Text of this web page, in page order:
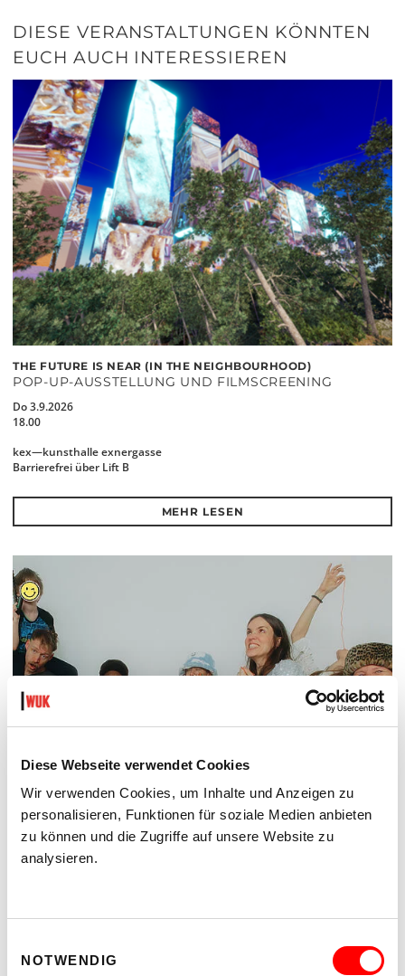
Diese Webseite verwendet Cookies
Wir verwenden Cookies, um Inhalte und Anzeigen zu
personalisieren, Funktionen für soziale Medien anbieten
zu können und die Zugriffe auf unsere Website zu
analysieren.
NOTWENDIG
DIESE VERANSTALTUNGEN KÖNNTEN
EUCH AUCH INTERESSIEREN
THE FUTURE IS NEAR (IN THE NEIGHBOURHOOD)
POP-UP-AUSSTELLUNG UND FILMSCREENING
Do 3.9.2026
18.00
kex—kunsthalle exnergasse
Barrierefrei über Lift B
MEHR LESEN
ON CHEWING SHOELACES: ART, MESS AND RADICAL KINSHIP
WAS, WENN MESS – DAS DURCHEINANDER – DIE